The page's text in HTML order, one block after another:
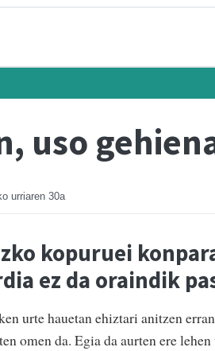
uso
urriaren 30a
kopuruei
ez da oraindik
urte hauetan ehiztari anitzen
omen da. Egia da aurten ere